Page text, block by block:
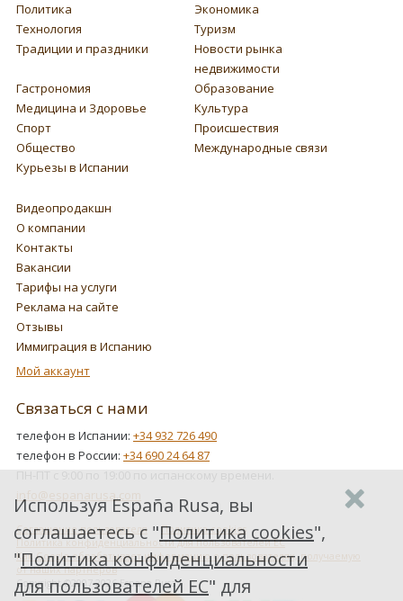
Политика
Экономика
Технология
Туризм
Традиции и праздники
Новости рынка
недвижимости
Гастрономия
Образование
Медицина и Здоровье
Культура
Спорт
Происшествия
Общество
Международные связи
Курьезы в Испании
Видеопродакшн
О компании
Контакты
Вакансии
Тарифы на услуги
Реклама на сайте
Отзывы
Иммиграция в Испанию
Мой аккаунт
Связаться с нами
телефон в Испании: +34 932 726 490
телефон в России: +34 690 24 64 87
ПН-ПТ с 9:00 по 19:00 по испанскому времени.
info@espanarusa.com
Соглашение пользователя
Политика cookies
Политика конфиденциальности для пользователей ЕС
Как Google обрабатывает информацию о пользователях, получаемую
от наших партнеров
Copyright ©2007-2026 Espana Rusa
Используя España Rusa, вы
соглашаетесь с "Политика cookies",
"Политика конфиденциальности
для пользователей ЕС" для